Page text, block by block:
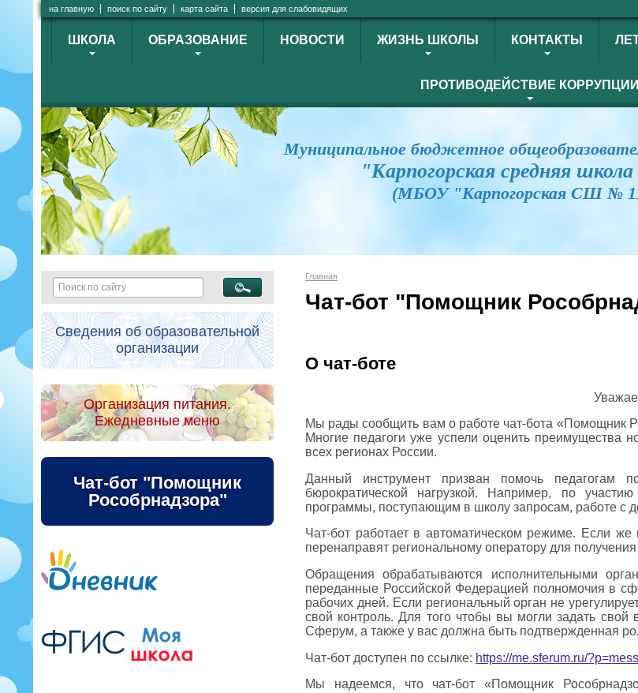
на главную поиск по сайту карта сайта версия для слабовидящих
ШКОЛА ОБРАЗОВАНИЕ НОВОСТИ ЖИЗНЬ ШКОЛЫ КОНТАКТЫ
ПРОТИВОДЕЙСТВИЕ КОРРУПЦИИ
Муниципальное бюджетное
"Карпогорская средняя
(МБОУ "Карпогорская СШ №
Сведения об образовательной
организации
Организация питания.
Ежедневные меню
Чат-бот "Помощник
Рособрнадзора"
Главная
Чат-бот "Помощник
О чат-боте
Мы рады сообщить вам о работе чат-бота «Помощник
Многие педагоги уже успели оценить преимущества
всех регионах России.
Данный инструмент призван помочь педагогам
бюрократической нагрузкой. Например, по
программы, поступающим в школу запросам, работе с
Чат-бот работает в автоматическом режиме. Если
перенаправят региональному оператору для получения
Обращения обрабатываются исполнительными
переданные Российской Федерацией полномочия в
рабочих дней. Если региональный орган не
свой контроль. Для того чтобы вы могли задать
Сферум, а также у вас должна быть подтвержденная
Чат-бот доступен по ссылке: https://me.sferum.ru/
Мы надеемся, что чат-бот «Помощник